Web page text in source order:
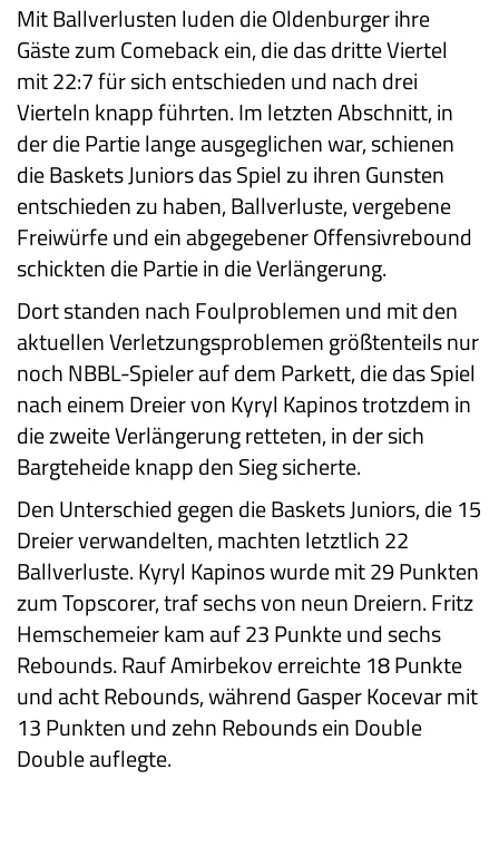
Mit Ballverlusten luden die Oldenburger ihre
Gäste zum Comeback ein, die das dritte Viertel
mit 22:7 für sich entschieden und nach drei
Vierteln knapp führten. Im letzten Abschnitt, in
der die Partie lange ausgeglichen war, schienen
die Baskets Juniors das Spiel zu ihren Gunsten
entschieden zu haben, Ballverluste, vergebene
Freiwürfe und ein abgegebener Offensivrebound
schickten die Partie in die Verlängerung.
Dort standen nach Foulproblemen und mit den
aktuellen Verletzungsproblemen größtenteils nur
noch NBBL-Spieler auf dem Parkett, die das Spiel
nach einem Dreier von Kyryl Kapinos trotzdem in
die zweite Verlängerung retteten, in der sich
Bargteheide knapp den Sieg sicherte.
Den Unterschied gegen die Baskets Juniors, die 15
Dreier verwandelten, machten letztlich 22
Ballverluste. Kyryl Kapinos wurde mit 29 Punkten
zum Topscorer, traf sechs von neun Dreiern. Fritz
Hemschemeier kam auf 23 Punkte und sechs
Rebounds. Rauf Amirbekov erreichte 18 Punkte
und acht Rebounds, während Gasper Kocevar mit
13 Punkten und zehn Rebounds ein Double
Double auflegte.